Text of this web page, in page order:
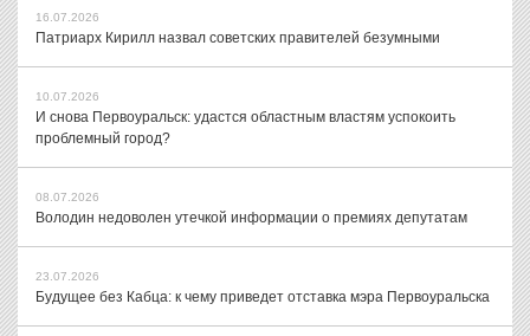
16.07.2026
Патриарх Кирилл назвал советских правителей безумными
10.07.2026
И снова Первоуральск: удастся областным властям успокоить
проблемный город?
08.07.2026
Володин недоволен утечкой информации о премиях депутатам
23.07.2026
Будущее без Кабца: к чему приведет отставка мэра Первоуральска